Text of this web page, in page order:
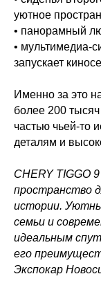
уютное
• панорамный
• мультимедиа-
запускает
Именно за это
более 200
частью чьей-то
деталям и
CHERY TIGGO
пространство
истории.
семьи и
идеальным
его
Экспокар